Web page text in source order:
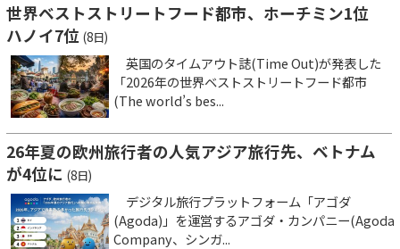
世界ベストストリートフード都市、ホーチミン1位
ハノイ7位 (8日)
英国のタイムアウト誌(Time Out)が発表した
「2026年の世界ベストストリートフード都市
(The world’s bes...
26年夏の欧州旅行者の人気アジア旅行先、ベトナム
が4位に (8日)
デジタル旅行プラットフォーム「アゴダ
(Agoda)」を運営するアゴダ・カンパニー(Agoda
Company、シンガ...